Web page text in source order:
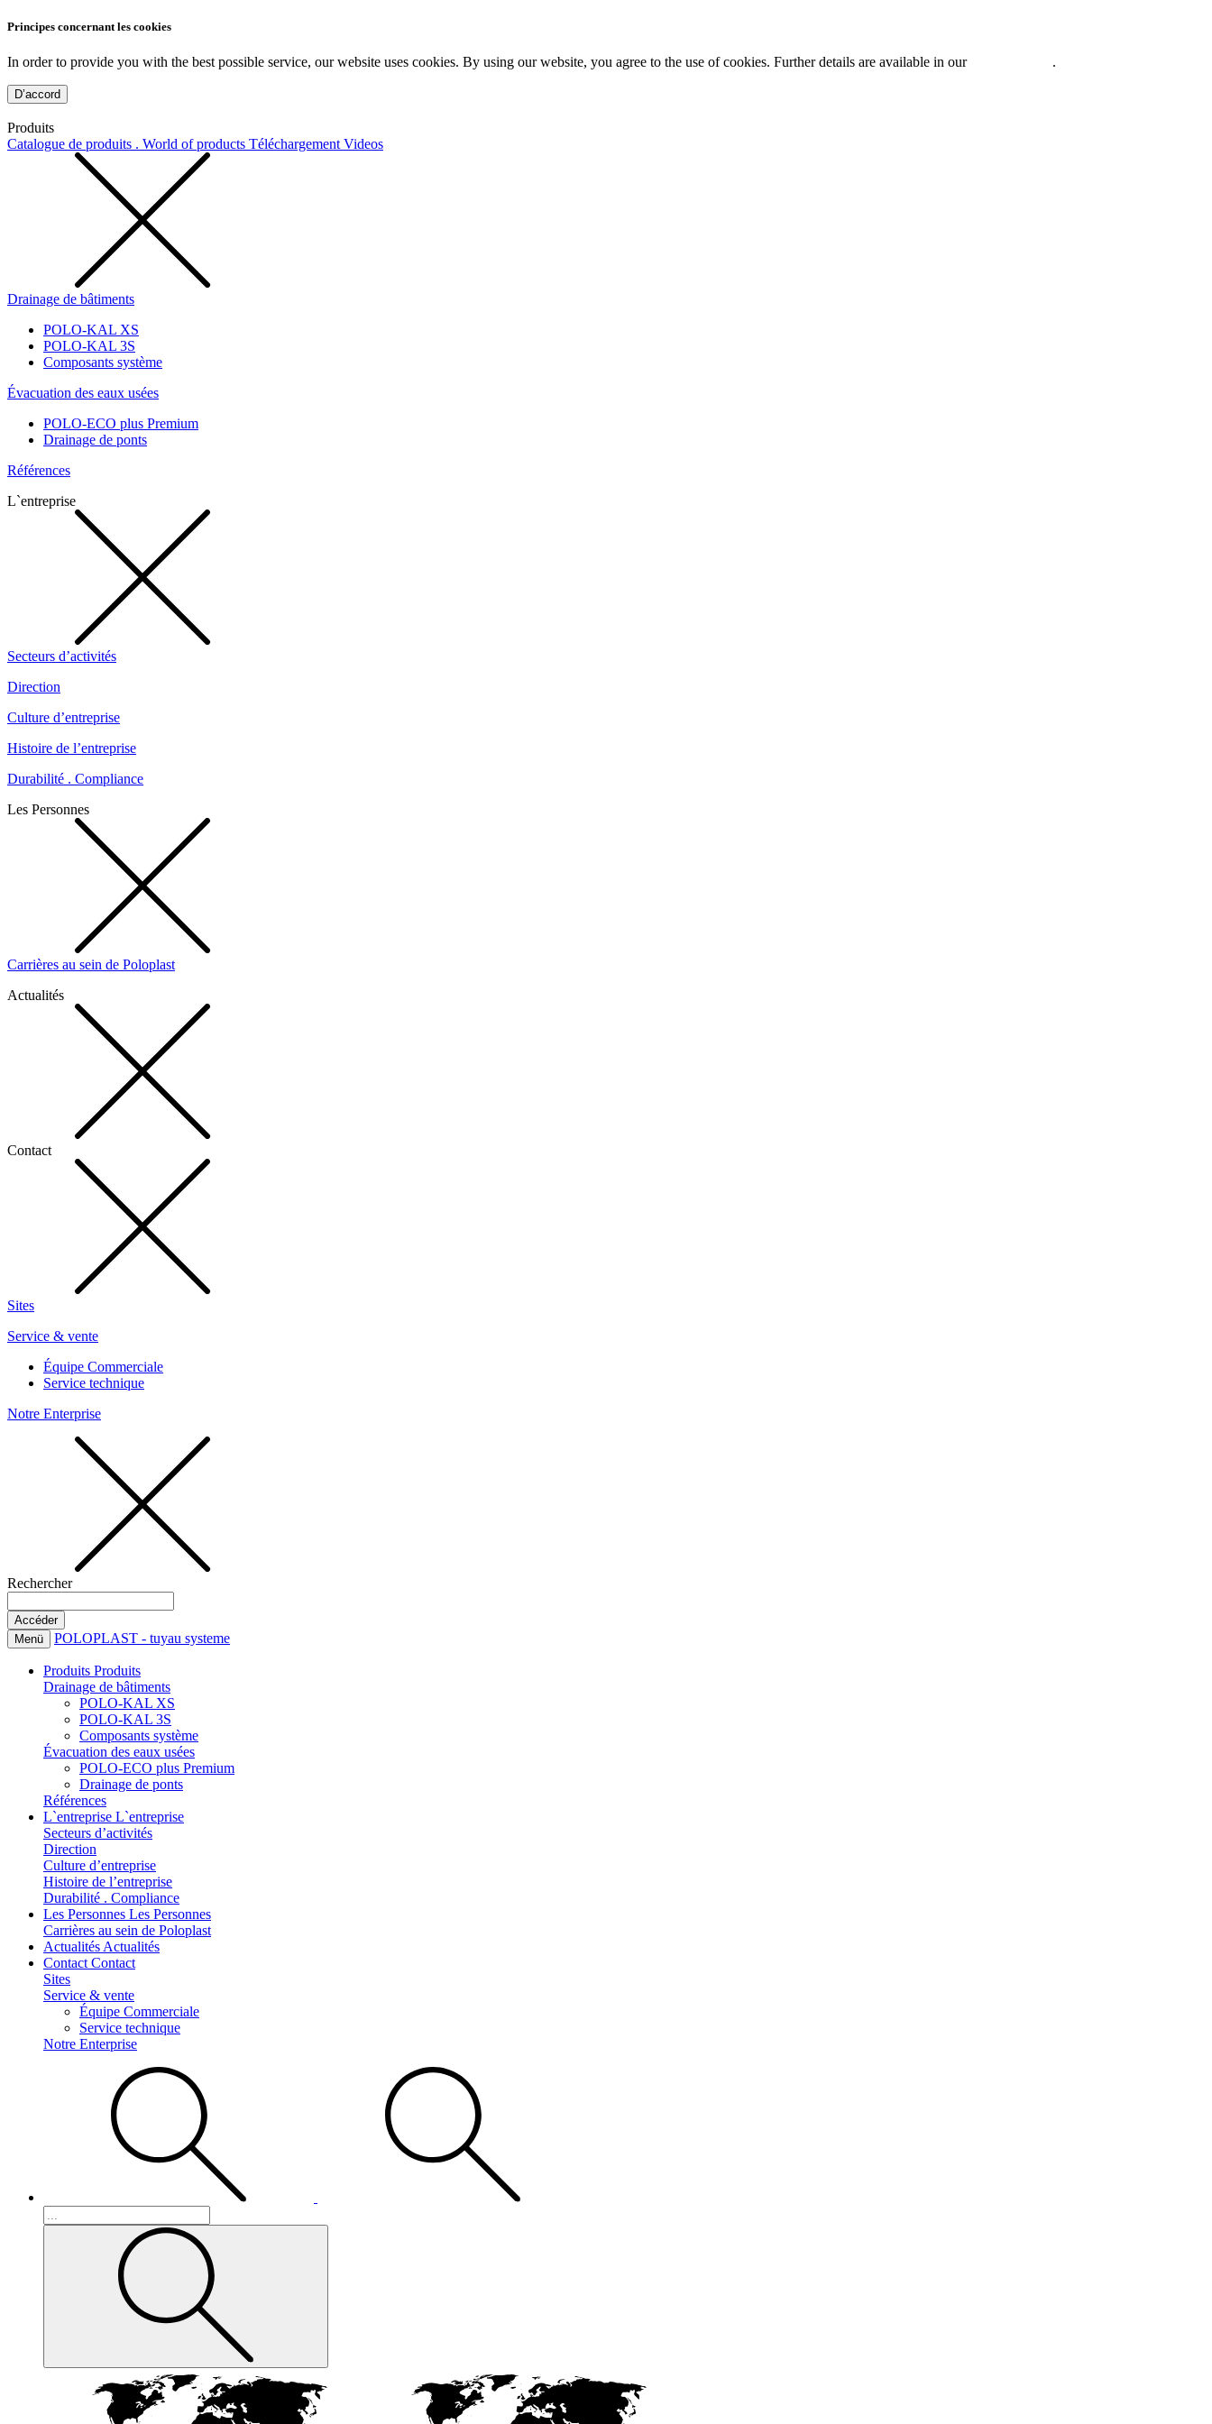
Principes concernant les cookies
In order to provide you with the best possible service, our website uses cookies. By using our website, you agree to the use of cookies. Further details are available in our .
D’accord
Produits
Catalogue de produits . World of products Téléchargement Videos
Drainage de bâtiments
POLO-KAL XS
POLO-KAL 3S
Composants système
Évacuation des eaux usées
POLO-ECO plus Premium
Drainage de ponts
Références
L`entreprise
Secteurs d’activités
Direction
Culture d’entreprise
Histoire de l’entreprise
Durabilité . Compliance
Les Personnes
Carrières au sein de Poloplast
Actualités
Contact
Sites
Service & vente
Équipe Commerciale
Service technique
Notre Enterprise
Rechercher
Menü POLOPLAST - tuyau systeme
Produits Produits
Drainage de bâtiments
POLO-KAL XS
POLO-KAL 3S
Composants système
Évacuation des eaux usées
POLO-ECO plus Premium
Drainage de ponts
Références
L`entreprise L`entreprise
Secteurs d’activités
Direction
Culture d’entreprise
Histoire de l’entreprise
Durabilité . Compliance
Les Personnes Les Personnes
Carrières au sein de Poloplast
Actualités Actualités
Contact Contact
Sites
Service & vente
Équipe Commerciale
Service technique
Notre Enterprise